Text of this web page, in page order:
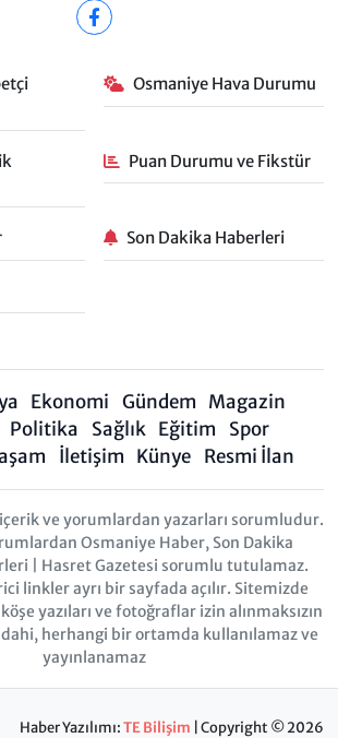
Osmaniye Hava Durumu
Puan Durumu ve Fikstür
Son Dakika Haberleri
Ekonomi Gündem Magazin
Politika Sağlık Eğitim
Spor
İletişim Künye Resmi İlan
ve yorumlardan yazarları sorumludur.
Osmaniye Haber, Son Dakika
| Hasret Gazetesi sorumlu tutulamaz.
linkler ayrı bir sayfada açılır. Sitemizde
yazıları ve fotoğraflar izin alınmaksızın
herhangi bir ortamda kullanılamaz ve
yayınlanamaz
Haber Yazılımı:TE Bilişim | Copyright © 2026